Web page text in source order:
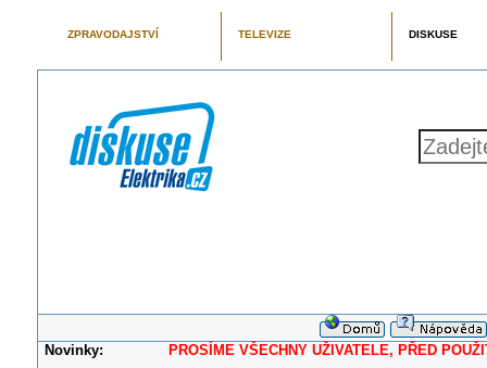
ZPRAVODAJSTVÍ TELEVIZE DISKUSE
Novinky: PROSÍME VŠECHNY UŽIVATELE, PŘED